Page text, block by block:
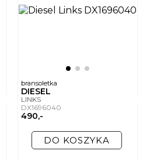
bransoletka
DIESEL
LINKS
DX1696040
490,-
DO KOSZYKA